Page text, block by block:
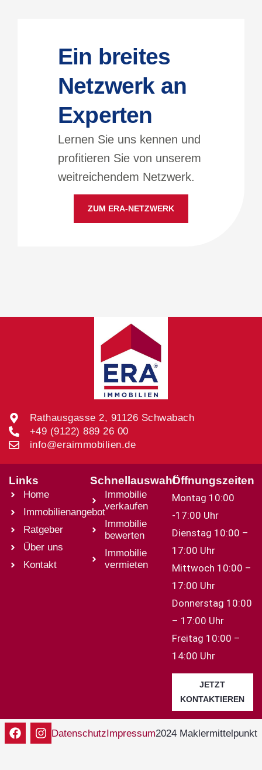
Ein breites
Netzwerk an
Experten
Lernen Sie uns kennen und
profitieren Sie von unserem
weitreichendem Netzwerk.
ZUM ERA-NETZWERK
Rathausgasse 2, 91126 Schwabach
+49 (9122) 889 26 00
info@eraimmobilien.de
Links
Home
Immobilienangebot
Ratgeber
Über uns
Kontakt
Schnellauswahl
Immobilie
verkaufen
Immobilie
bewerten
Immobilie
vermieten
Öffnungszeiten
Montag 10:00
-17:00 Uhr
Dienstag 10:00 –
17:00 Uhr
Mittwoch 10:00 –
17:00 Uhr
Donnerstag 10:00
– 17:00 Uhr
Freitag 10:00 –
14:00 Uhr
JETZT
KONTAKTIEREN
DatenschutzImpressum2024 Maklermittelpunkt